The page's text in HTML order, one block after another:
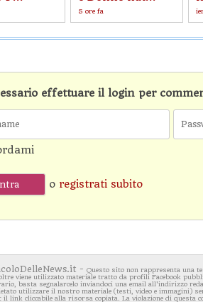
5 ore fa
effettuare il login per
o registrati subito
- Questo sito non rappresenta una
viene utilizzato materiale tratto da profili Facebook
basta segnalarcelo inviandoci una email all'indirizzo
utilizzare il nostro materiale (testi, video e immagini)
link cliccabile alla risorsa copiata. La violazione di questa